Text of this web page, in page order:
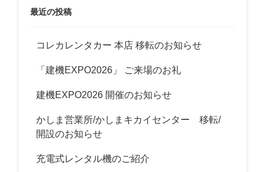
最近の投稿
コレカレンタカー 本店 移転のお知らせ
「建機EXPO2026」 ご来場のお礼
建機EXPO2026 開催のお知らせ
かしま営業所/かしまキカイセンター 移転/
開設のお知らせ
充電式レンタル機のご紹介